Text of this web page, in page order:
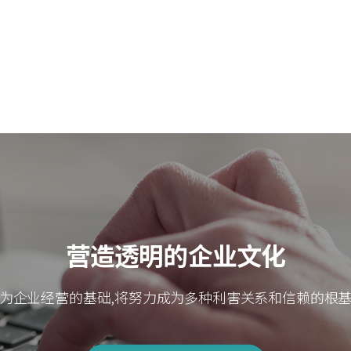
营造透明的企业文化
企业经营的基础,将努力成为多种利害关系和信赖的根